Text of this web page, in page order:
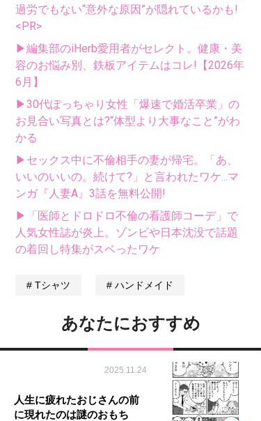
過労でもない“意外な原因”が隠れているかも!
<PR>
▶編集部のiHerb愛用者がセレクト。健康・美
容のお悩み別、鉄板アイテムはコレ!【2026年
6月】
▶30代ぽっちゃり女性「爆速で婚活卒業」の
お見合い写真とは?“体型より大事なこと”がわ
かる
▶セックス中に不倫相手の妻が帰宅。「あ、
いいのいいの。続けて?」と言われたワケ...マ
ンガ『人妻A』3話を無料公開!
▶「医師とドロドロ不倫の看護師コーデ」で
人気女性誌が炎上。ゾンビや日本沈没で話題
の着回し特集がスベったワケ
Tシャツ ハンドメイド
あなたにおすすめ
2025.11.24
人生に疲れたおじさんの前
に現れたのは謎のおもち